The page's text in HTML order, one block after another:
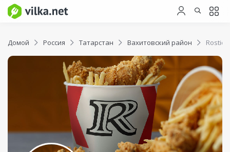
Домой Россия Татарстан Вахитовский район Rostic's